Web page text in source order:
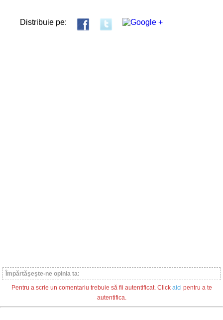
Distribuie pe:
Împărtăşeşte-ne opinia ta:
Pentru a scrie un comentariu trebuie să fii autentificat. Click aici pentru a te
autentifica.